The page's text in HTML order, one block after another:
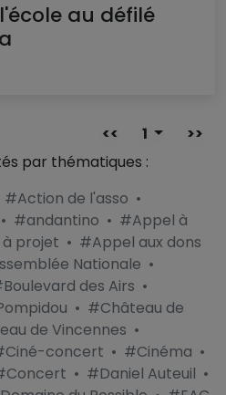
au défilé
<< 1
>>
par thématiques :
#Action de l'asso •
• #andantino • #Appel à
projet • #Appel aux dons
Nationale •
des Airs •
• #Château de
de Vincennes •
concert • #Cinéma •
• #Daniel Auteuil •